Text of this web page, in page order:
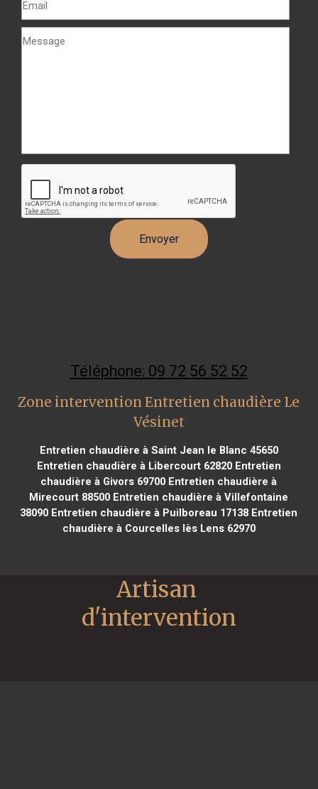
Téléphone: 09 72 56 52 52
Zone intervention Entretien chaudière Le
Vésinet
Entretien chaudière à Saint Jean le Blanc 45650
Entretien chaudière à Libercourt 62820Entretien
chaudière à Givors 69700 Entretien chaudière à
Mirecourt 88500 Entretien chaudière à Villefontaine
38090 Entretien chaudière à Puilboreau 17138 Entretien
chaudière à Courcelles lès Lens 62970
Artisan
d'intervention